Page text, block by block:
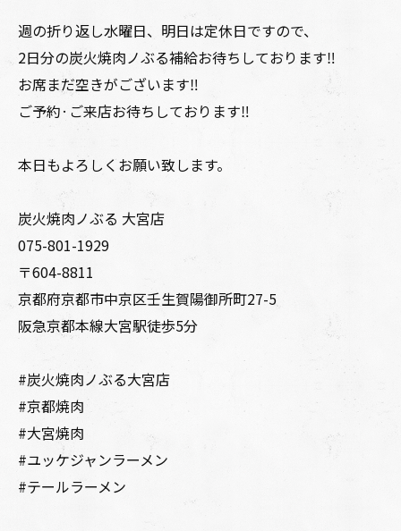
週の折り返し水曜日、明日は定休日ですので、
2日分の炭火焼肉ノぶる補給お待ちしております‼️
お席まだ空きがございます‼️
ご予約·ご来店お待ちしております‼️
本日もよろしくお願い致します。
炭火焼肉ノぶる 大宮店
075-801-1929
〒604-8811
京都府京都市中京区壬生賀陽御所町27-5
阪急京都本線大宮駅徒歩5分
#炭火焼肉ノぶる大宮店⁡
#京都焼肉
#大宮焼肉⁡
#ユッケジャンラーメン
#テールラーメン